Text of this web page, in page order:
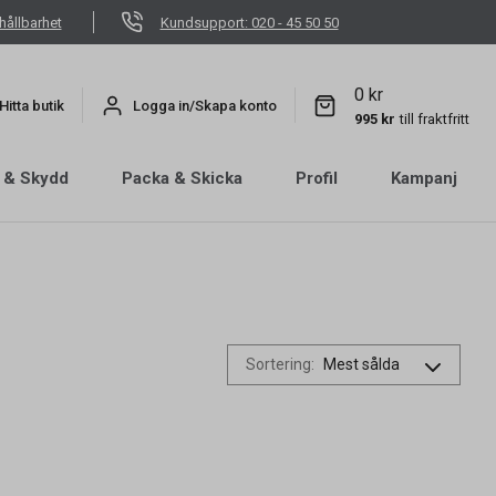
Kundsupport: 020 - 45 50 50
Hitta butik Logga in/Skapa konto
0 kr
995 kr till fraktfritt
Skydd Packa & Skicka Profil Kampanj
Sortering: